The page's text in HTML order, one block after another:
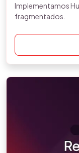
Implementamos
fragmentados.